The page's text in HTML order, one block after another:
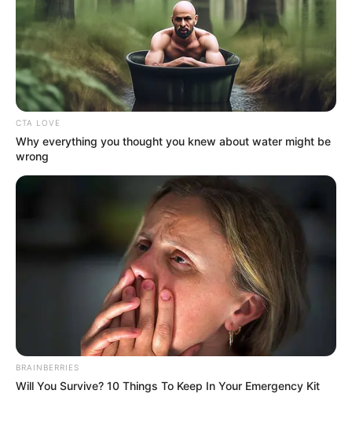
seguir el desenlace en tiempo real.
Ganadores de MasterChef en
Colombia: todas las ediciones
A lo largo de los últimos años, elprograma ha tenido
diferentes formatos y temporadas
ganadores:
MasterChef 2015: Federico Martínez.
MasterChef 2016: Leonardo Morán.
MasterChef Celebrity 2018: Piter Albeiro.
MasterChef Celebrity 2020: Adriana Lucía.
MasterChef Celebrity 2021: Carla Giraldo.
MasterChef Celebrity 2022: Ramiro Meneses.
MasterChef Celebrity 2023: Carolina Acevedo.
MasterChef Celebrity 2024: Paola Rey.
COMPARTIR
ALERTA BOGOTÁ EN GOOGLE NEWS
CTA LOVE
Why everything you thought you knew about water might be
wrong
BRAINBERRIES
Will You Survive? 10 Things To Keep In Your Emergency Kit